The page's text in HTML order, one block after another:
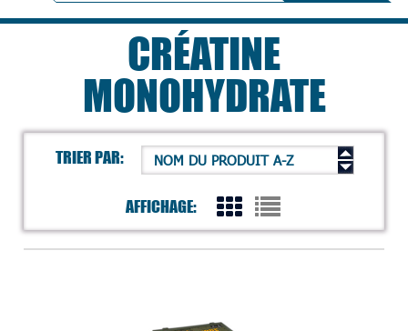
CRÉATINE
MONOHYDRATE
TRIER PAR: NOM DU PRODUIT A-Z
AFFICHAGE: